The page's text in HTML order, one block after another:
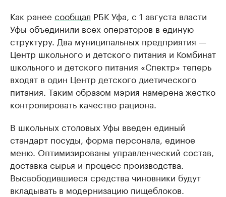
Как ранее сообщал РБК Уфа, с 1 августа власти
Уфы объединили всех операторов в единую
структуру. Два муниципальных предприятия —
Центр школьного и детского питания и Комбинат
школьного и детского питания «Спектр» теперь
входят в один Центр детского диетического
питания. Таким образом мэрия намерена жестко
контролировать качество рациона.
В школьных столовых Уфы введен единый
стандарт посуды, форма персонала, единое
меню. Оптимизированы управленческий состав,
доставка сырья и процесс производства.
Высвободившиеся средства чиновники будут
вкладывать в модернизацию пищеблоков.